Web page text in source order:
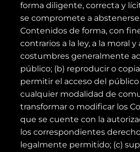
forma diligente, correcta y
se compromete a
Contenidos de forma, con
contrarios a la ley, a la moral y
costumbres generalmente
público; (b) reproducir o
permitir el acceso del público
cualquier modalidad de
transformar o modificar los
que se cuente con la
los correspondientes
legalmente permitido; (c)